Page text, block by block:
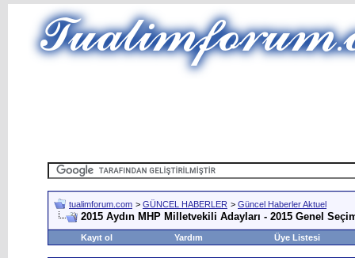
tualimforum.com > GÜNCEL HABERLER > Güncel Haberler Aktuel
2015 Aydın MHP Milletvekili Adayları - 2015 Genel
Kayıt ol Yardım Üye Listesi